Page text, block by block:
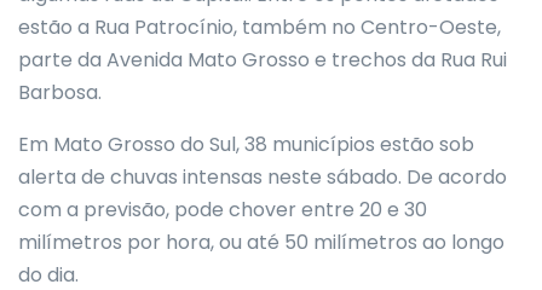
estão a Rua Patrocínio, também no Centro-Oeste,
parte da Avenida Mato Grosso e trechos da Rua Rui
Barbosa.
Em Mato Grosso do Sul, 38 municípios estão sob
alerta de chuvas intensas neste sábado. De acordo
com a previsão, pode chover entre 20 e 30
milímetros por hora, ou até 50 milímetros ao longo
do dia.